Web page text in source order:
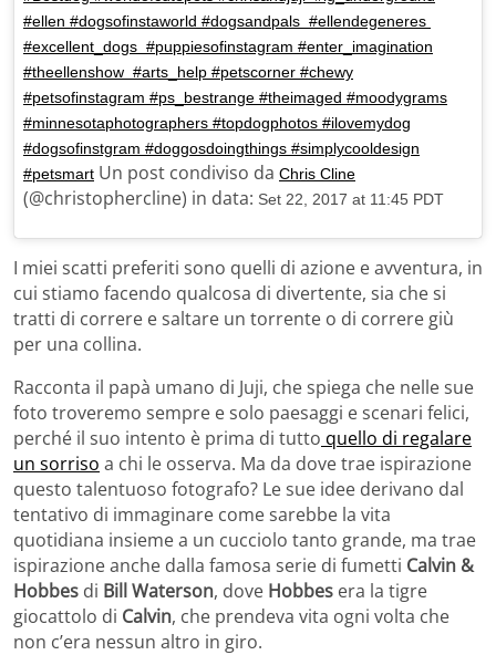
#ellen #dogsofinstaworld #dogsandpals #ellendegeneres
#excellent_dogs #puppiesofinstagram #enter_imagination
#theellenshow #arts_help #petscorner #chewy
#petsofinstagram #ps_bestrange #theimaged #moodygrams
#minnesotaphotographers #topdogphotos #ilovemydog
#dogsofinstgram #doggosdoingthings #simplycooldesign
#petsmart Un post condiviso da Chris Cline
(@christophercline) in data: Set 22, 2017 at 11:45 PDT
I miei scatti preferiti sono quelli di azione e avventura, in
cui stiamo facendo qualcosa di divertente, sia che si
tratti di correre e saltare un torrente o di correre giù
per una collina.
Racconta il papà umano di Juji, che spiega che nelle sue
foto troveremo sempre e solo paesaggi e scenari felici,
perché il suo intento è prima di tutto quello di regalare
un sorriso a chi le osserva. Ma da dove trae ispirazione
questo talentuoso fotografo? Le sue idee derivano dal
tentativo di immaginare come sarebbe la vita
quotidiana insieme a un cucciolo tanto grande, ma trae
ispirazione anche dalla famosa serie di fumetti Calvin &
Hobbes di Bill Waterson, dove Hobbes era la tigre
giocattolo di Calvin, che prendeva vita ogni volta che
non c’era nessun altro in giro.